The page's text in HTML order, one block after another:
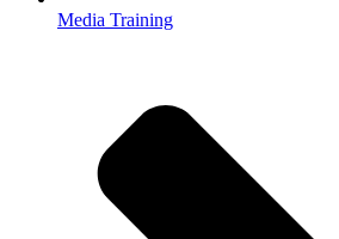
Media Training